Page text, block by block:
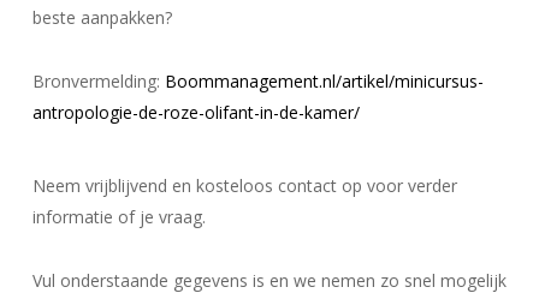
beste aanpakken?
Bronvermelding: Boommanagement.nl/artikel/minicursus-
antropologie-de-roze-olifant-in-de-kamer/
Neem vrijblijvend en kosteloos contact op voor verder
informatie of je vraag.
Vul onderstaande gegevens is en we nemen zo snel mogelijk